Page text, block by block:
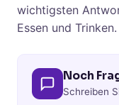
wichtigsten
Essen und Trinken.
Noch
Schreiben